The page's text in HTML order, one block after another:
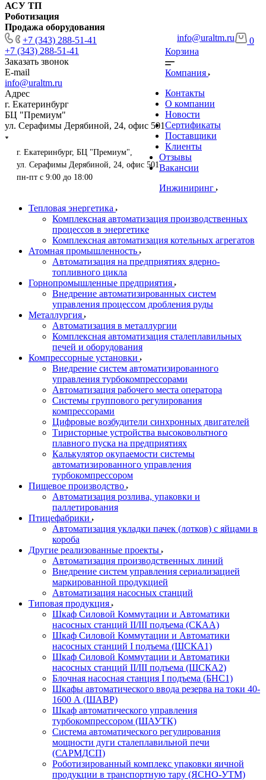
АСУ ТП
Роботизация
Продажа оборудования
+7 (343) 288-51-41
+7 (343) 288-51-41
Заказать звонок
E-mail
info@uraltm.ru
Адрес
г. Екатеринбург
БЦ "Премиум"
ул. Серафимы Дерябиной, 24, офис 501
info@uraltm.ru
г. Екатеринбург, БЦ "Премиум",
ул. Серафимы Дерябиной, 24, офис 501
пн-пт с 9:00 до 18:00
0
Корзина
Компания
Контакты
О компании
Новости
Сертификаты
Поставщики
Клиенты
Отзывы
Вакансии
Инжиниринг
Тепловая энергетика
Комплексная автоматизация производственных
процессов в энергетике
Комплексная автоматизация котельных агрегатов
Атомная промышленность
Автоматизация на предприятиях ядерно-
топливного цикла
Горнопромышленные предприятия
Внедрение автоматизированных систем
управления процессом дробления руды
Металлургия
Автоматизация в металлургии
Комплексная автоматизация сталеплавильных
печей и оборудования
Компрессорные установки
Внедрение систем автоматизированного
управления турбокомпрессорами
Автоматизация рабочего места оператора
Системы группового регулирования
компрессорами
Цифровые возбудители синхронных двигателей
Тиристорные устройства высоковольтного
плавного пуска на предприятиях
Калькулятор окупаемости системы
автоматизированного управления
турбокомпрессором
Пищевое производство
Автоматизация розлива, упаковки и
паллетирования
Птицефабрики
Автоматизация укладки пачек (лотков) с яйцами в
короба
Другие реализованные проекты
Автоматизация производственных линий
Внедрение систем управления сериализацией
маркированной продукцией
Автоматизация насосных станций
Типовая продукция
Шкаф Силовой Коммутации и Автоматики
насосных станций II/III подъема (СКАА)
Шкаф Силовой Коммутации и Автоматики
насосных станций I подъема (ШСКА1)
Шкаф Силовой Коммутации и Автоматики
насосных станций II/III подъема (ШСКА2)
Блочная насосная станция I подъема (БНС1)
Шкафы автоматического ввода резерва на токи 40-
1600 А (ШАВР)
Шкаф автоматического управления
турбокомпрессором (ШАУТК)
Система автоматического регулирования
мощности дуги сталеплавильной печи
(САРМДСП)
Роботизированный комплекс упаковки яичной
продукции в транспортную тару (ЯСНО-УТМ)